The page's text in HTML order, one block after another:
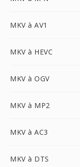
MKV à AV1
MKV à HEVC
MKV à OGV
MKV à MP2
MKV à AC3
MKV à DTS